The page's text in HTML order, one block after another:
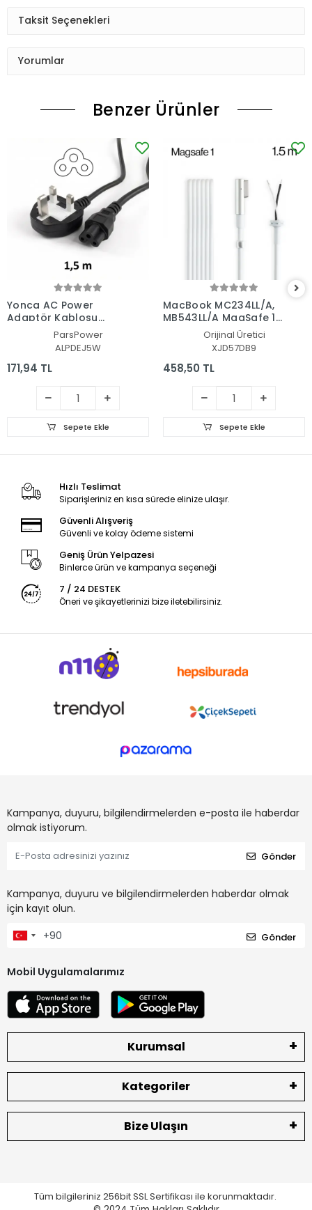
Taksit Seçenekleri
Yorumlar
Benzer Ürünler
Yonca AC Power
Adaptör Kablosu
(Pars Power)ParsPower
ALPDEJ5W
171,94 TL
Sepete Ekle
MacBook MC234LL/A,
MB543LL/A MagSafe 1 L
Tip Adaptör Kablosu
Orijinal Üretici
XJD57DB9
458,50 TL
Sepete Ekle
Hızlı Teslimat
Siparişleriniz en kısa sürede elinize ulaşır.
Güvenli Alışveriş
Güvenli ve kolay ödeme sistemi
Geniş Ürün Yelpazesi
Binlerce ürün ve kampanya seçeneği
7 / 24 DESTEK
Öneri ve şikayetlerinizi bize iletebilirsiniz.
Kampanya, duyuru, bilgilendirmelerden e-posta ile haberdar
olmak istiyorum.
Gönder
Kampanya, duyuru ve bilgilendirmelerden haberdar olmak
için kayıt olun.
Gönder
Mobil Uygulamalarımız
Kurumsal
Kategoriler
Bize Ulaşın
Tüm bilgileriniz 256bit SSL Sertifikası ile korunmaktadır.